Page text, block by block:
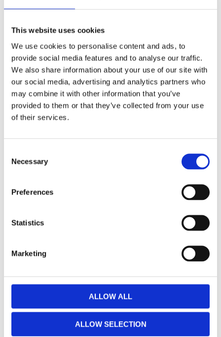
This website uses cookies
We use cookies to personalise content and ads, to
provide social media features and to analyse our traffic.
We also share information about your use of our site with
our social media, advertising and analytics partners who
may combine it with other information that you’ve
provided to them or that they’ve collected from your use
of their services.
Selection
Necessary
Preferences
Statistics
Marketing
ALLOW ALL
ALLOW SELECTION
BESKRIVNING
Stilrent handgjort blockljus i en snygg ockra
färg i genomfärgad paraffin.
Passar perfekt i din favoritlykta.
Detta ljuset har en brinntid på ca 70h.
MÅTT OCH SPECIFIKATIONER
Cote Nord
Blockljus Dimrosa
7x15cm
Cote Nord
Blockljus Ocra
7x15cm
69,00
Lägg till